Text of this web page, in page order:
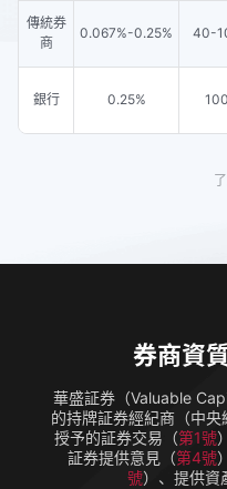
傳統券
商
0.067%-0.25% 40-
銀行 0.25% 100
券商資
華盛証券（Valuable
的持牌証券經紀商（中
授予的証券交易（第1號
証券提供意見（第4號
號）、提供資